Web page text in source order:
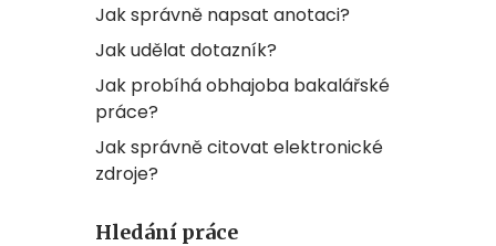
Jak správně napsat anotaci?
Jak udělat dotazník?
Jak probíhá obhajoba bakalářské
práce?
Jak správně citovat elektronické
zdroje?
Hledání práce